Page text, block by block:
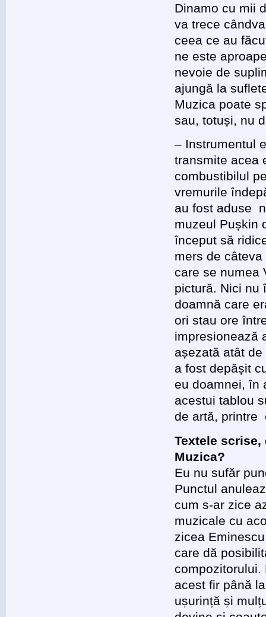
Dinamo cu mii
va trece
ceea ce au
ne este
nevoie de
ajungă la
Muzica poate
sau, totuși, nu
– Instrumentul
transmite acea
combustibilul
vremurile
au fost aduse
muzeul Pușkin
început să
mers de
care se numea
pictură. Nici nu
doamnă care
ori stau ore
impresionează
așezată atât de
a fost depășit
eu doamnei, în
acestui tablou
de artă, printre
Textele
Muzica?
Eu nu sufăr
Punctul
cum s-ar zice
muzicale cu
zicea
care dă
acest fir până
ușurință și